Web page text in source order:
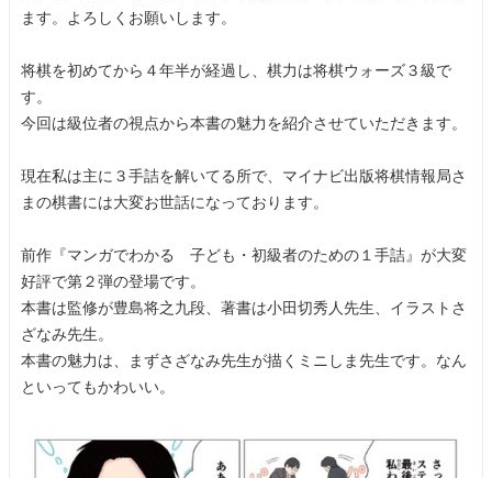
ます。よろしくお願いします。
将棋を初めてから４年半が経過し、棋力は将棋ウォーズ３級で
す。
今回は級位者の視点から本書の魅力を紹介させていただきます。
現在私は主に３手詰を解いてる所で、マイナビ出版将棋情報局さ
まの棋書には大変お世話になっております。
前作『マンガでわかる 子ども・初級者のための１手詰』が大変
好評で第２弾の登場です。
本書は監修が豊島将之九段、著書は小田切秀人先生、イラストさ
ざなみ先生。
本書の魅力は、まずさざなみ先生が描くミニしま先生です。なん
といってもかわいい。